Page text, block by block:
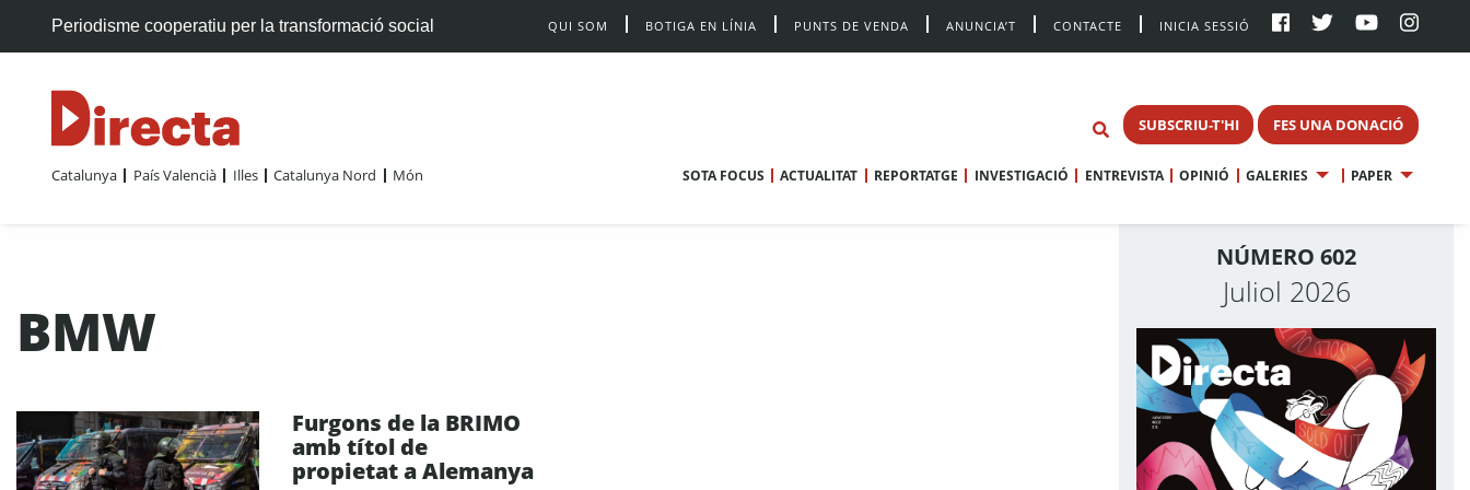
Periodisme cooperatiu per la transformació social QUI SOM BOTIGA EN LÍNIA PUNTS DE VENDA ANUNCIA’T CONTACTE INICIA SESSIÓ
SUBSCRIU-T'HI FES UNA DONACIÓ
Catalunya País Valencià Illes Catalunya Nord Món SOTA FOCUS ACTUALITAT REPORTATGE INVESTIGACIÓ ENTREVISTA OPINIÓ GALERIES PAPER
BMW
Furgons de la BRIMO
amb títol de
propietat a Alemanya
NÚMERO 602
Juliol 2026